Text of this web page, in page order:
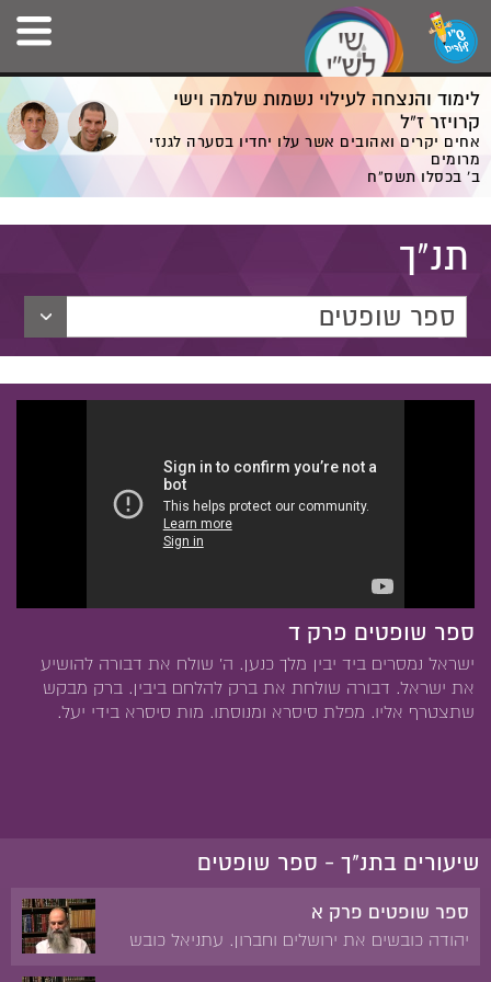
לימוד והנצחה לעילוי נשמות שלמה וישי
קרויזר ז”ל
אחים יקרים ואהובים אשר עלו יחדיו בסערה לגנזי
מרומים
ב' בכסלו תשס”ח
תנ"ך
ספר שופטים
ספר שופטים פרק ד
ישראל נמסרים ביד יבין מלך כנען. ה' שולח את דבורה להושיע
את ישראל. דבורה שולחת את ברק להלחם ביבין. ברק מבקש
שתצטרף אליו. מפלת סיסרא ומנוסתו. מות סיסרא בידי יעל.
שיעורים בתנ"ך - ספר שופטים
ספר שופטים פרק א
יהודה כובשים את ירושלים וחברון. עתניאל כובש